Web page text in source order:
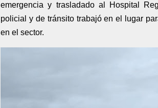
emergencia y trasladado al Hospital
policial y de tránsito trabajó en el lugar
en el sector.